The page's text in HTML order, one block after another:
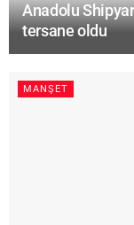
Anadolu
tersane oldu
MANŞET